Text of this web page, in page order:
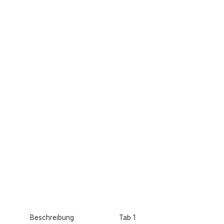
Beschreibung Tab 1